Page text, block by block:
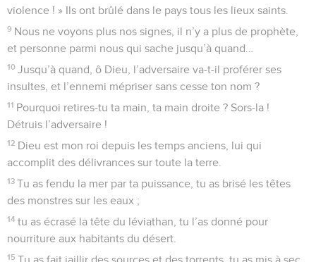
violence ! » Ils ont brûlé dans le pays tous les lieux saints.
9 Nous ne voyons plus nos signes, il n’y a plus de prophète,
et personne parmi nous qui sache jusqu’à quand…
10 Jusqu’à quand, ô Dieu, l’adversaire va-t-il proférer ses
insultes, et l’ennemi mépriser sans cesse ton nom ?
11 Pourquoi retires-tu ta main, ta main droite ? Sors-la !
Détruis l’adversaire !
12 Dieu est mon roi depuis les temps anciens, lui qui
accomplit des délivrances sur toute la terre.
13 Tu as fendu la mer par ta puissance, tu as brisé les têtes
des monstres sur les eaux ;
14 tu as écrasé la tête du léviathan, tu l’as donné pour
nourriture aux habitants du désert.
15 Tu as fait jaillir des sources et des torrents, tu as mis à sec